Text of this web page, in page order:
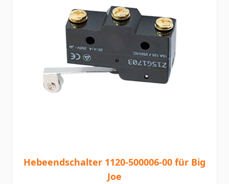
Hebeendschalter 1120-500006-00 für Big
Joe